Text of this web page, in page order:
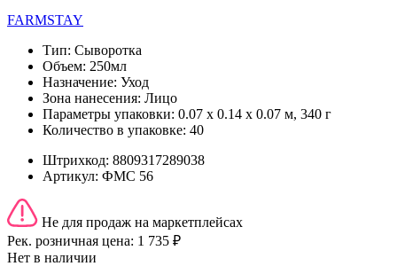
FARMSTAY
Тип: Сыворотка
Объем: 250мл
Назначение: Уход
Зона нанесения: Лицо
Параметры упаковки: 0.07 x 0.14 x 0.07 м, 340 г
Количество в упаковке: 40
Штрихкод: 8809317289038
Артикул: ФМС 56
Не для продаж на маркетплейсах
Рек. розничная цена: 1 735 ₽
Нет в наличии